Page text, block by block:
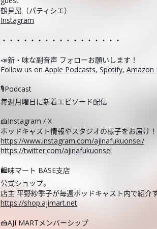
鶴見昂（パティシエ）
Instagram
・・・・・・・・・・・・・・・・・
📣新・味な副音声 フォローお願いします！
Follow us on Apple Podcasts, Spotify, Amazon
🎙️Podcast
毎週月曜日に新着エピソード配信
🍰Instagram / X
ポッドキャスト情報やスタジオの様子をお届け！
https://www.instagram.com/ajinafukuonsei/
https://twitter.com/ajinafukuonsei
🛍️味マート BASE支店
公式ショップ。
店主 平野紗季子が毎週ポッドキャスト内で紹介
https://shop.ajimart.net
🍰AJI MARTメンバーシップ